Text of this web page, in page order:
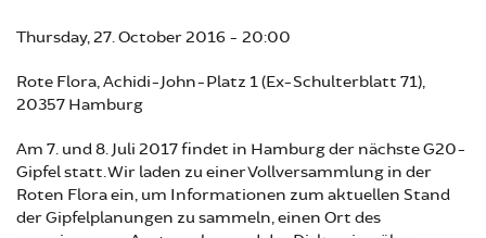
Thursday, 27. October 2016 - 20:00
Rote Flora, Achidi-John-Platz 1 (Ex-Schulterblatt 71),
20357 Hamburg
Am 7. und 8. Juli 2017 findet in Hamburg der nächste G20-
Gipfel statt. Wir laden zu einer Vollversammlung in der
Roten Flora ein, um Informationen zum aktuellen Stand
der Gipfelplanungen zu sammeln, einen Ort des